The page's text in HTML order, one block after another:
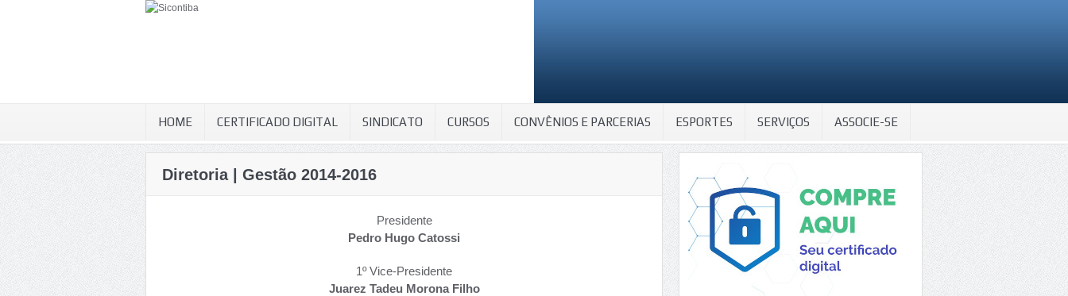
HOME CERTIFICADO DIGITAL SINDICATO CURSOS CONVÊNIOS E PARCERIAS ESPORTES SERVIÇOS ASSOCIE-SE
Diretoria | Gestão 2014-2016
Presidente
Pedro Hugo Catossi
1º Vice-Presidente
Juarez Tadeu Morona Filho